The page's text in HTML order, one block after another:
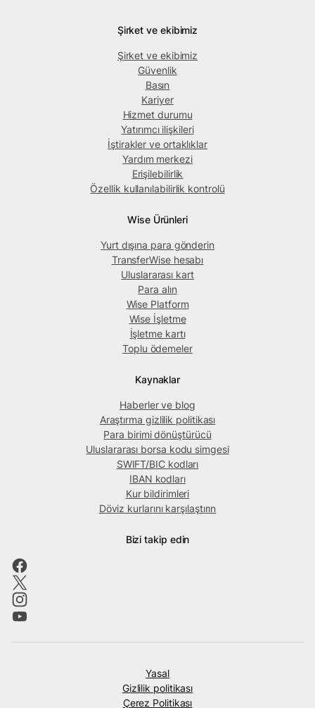
Şirket ve ekibimiz
Şirket ve ekibimiz
Güvenlik
Basın
Kariyer
Hizmet durumu
Yatırımcı ilişkileri
İştirakler ve ortaklıklar
Yardım merkezi
Erişilebilirlik
Özellik kullanılabilirlik kontrolü
Wise Ürünleri
Yurt dışına para gönderin
TransferWise hesabı
Uluslararası kart
Para alın
Wise Platform
Wise İşletme
İşletme kartı
Toplu ödemeler
Kaynaklar
Haberler ve blog
Araştırma gizlilik politikası
Para birimi dönüştürücü
Uluslararası borsa kodu simgesi
SWIFT/BIC kodları
IBAN kodları
Kur bildirimleri
Döviz kurlarını karşılaştırın
Bizi takip edin
Yasal
Gizlilik politikası
Çerez Politikası